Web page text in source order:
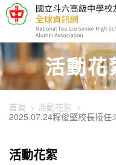
448-3095
活動花
首頁
活動花絮
2025.07.24程俊堅校長接任
活動花絮